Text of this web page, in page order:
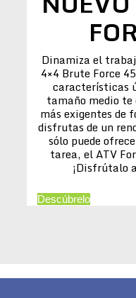
Dinamiza el
4×4 Brute Force
características
tamaño medio
más exigentes de
disfrutas de un
sólo puede
tarea, el ATV
¡Disfrútalo
Descúbrelo